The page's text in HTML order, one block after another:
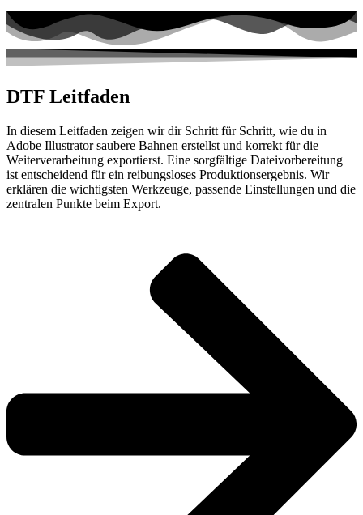
DTF Leitfaden
In diesem Leitfaden zeigen wir dir Schritt für Schritt, wie du in
Adobe Illustrator saubere Bahnen erstellst und korrekt für die
Weiterverarbeitung exportierst. Eine sorgfältige Dateivorbereitung
ist entscheidend für ein reibungsloses Produktionsergebnis. Wir
erklären die wichtigsten Werkzeuge, passende Einstellungen und die
zentralen Punkte beim Export.